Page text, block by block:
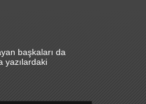
başkaları da
yazılardaki